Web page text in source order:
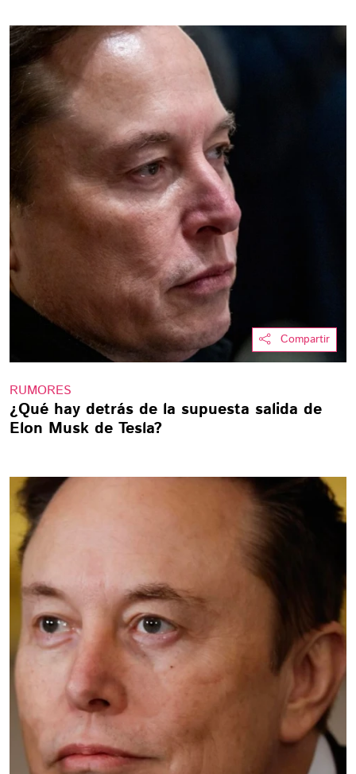
Compartir
RUMORES
¿Qué hay detrás de la supuesta salida de
Elon Musk de Tesla?